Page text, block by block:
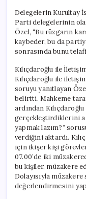
Delegelerin Kurultay
Parti delegelerinin
Özel, “Bu rüzgarın
kaybeder, bu da
sonrasında bunu
Kılıçdaroğlu ile
Kılıçdaroğlu ile
soruyu yanıtlayan
belirtti. Mahkeme
ardından
gerçekleştirdiklerini
yapmak lazım?”
verdiğini aktardı.
için ikişer kişi
07.00’de iki
bu kişiler, müzakere
Dolayısıyla müzakere
değerlendirmesini